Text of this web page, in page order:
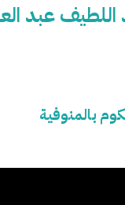
عبد
بالمنوفية